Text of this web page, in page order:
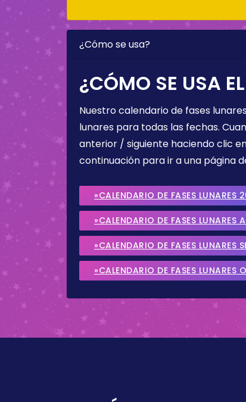
¿Cómo se usa?
¿CÓMO SE USA
Nuestro calendario de fases
lunares para todas las fechas.
anterior / siguiente haciendo clic
continuación para ir a una página
»CALENDARIO DE FASES LUNARES
»CALENDARIO DE FASES
»CALENDARIO DE FASES LUNARES
»CALENDARIO DE FASES LUNARES